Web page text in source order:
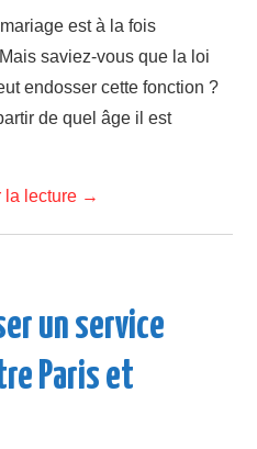
est à la fois
saviez-vous que la loi
endosser cette fonction ?
de quel âge il est
la lecture →
un service
Paris et